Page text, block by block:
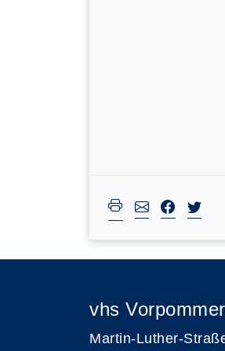
vhs
Martin-Luther-